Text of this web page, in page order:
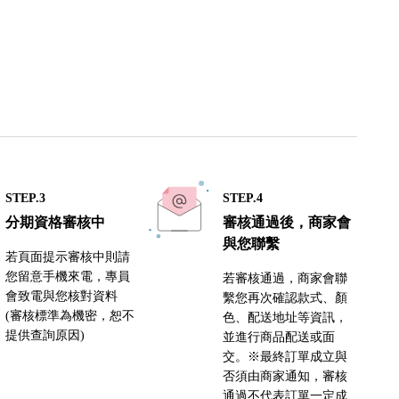
STEP.3
分期資格審核中
若頁面提示審核中則請
您留意手機來電，專員
會致電與您核對資料
(審核標準為機密，恕不
提供查詢原因)
STEP.4
審核通過後，商家會
與您聯繫
若審核通過，商家會聯
繫您再次確認款式、顏
色、配送地址等資訊，
並進行商品配送或面
交。※最終訂單成立與
否須由商家通知，審核
通過不代表訂單一定成